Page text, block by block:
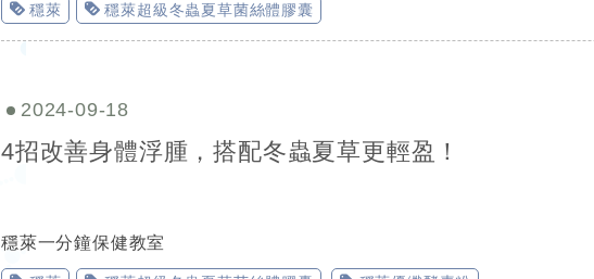
穩萊 穩萊超級冬蟲夏草菌絲體膠囊
2024-09-18
4招改善身體浮腫，搭配冬蟲夏草更輕盈！
穩萊一分鐘保健教室